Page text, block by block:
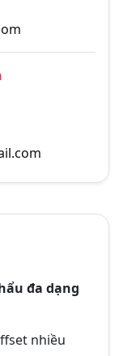
đa dạng
nhiều